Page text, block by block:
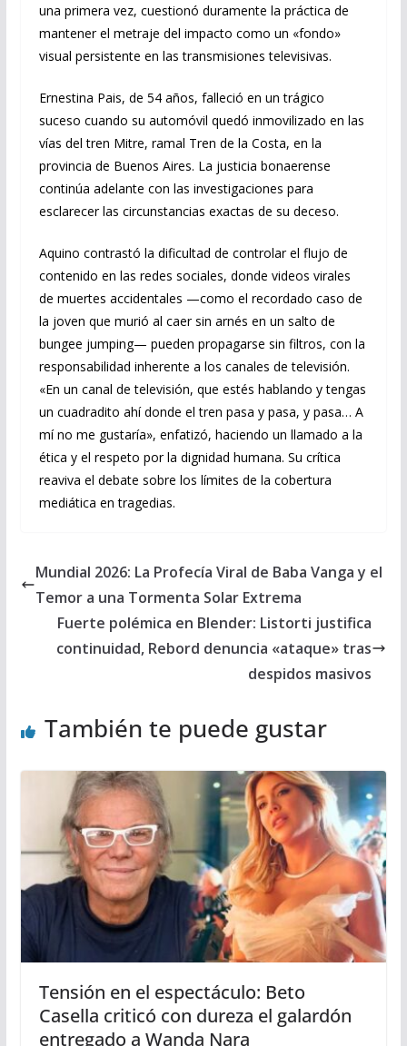
una primera vez, cuestionó duramente la práctica de
mantener el metraje del impacto como un «fondo»
visual persistente en las transmisiones televisivas.
Ernestina Pais, de 54 años, falleció en un trágico
suceso cuando su automóvil quedó inmovilizado en las
vías del tren Mitre, ramal Tren de la Costa, en la
provincia de Buenos Aires. La justicia bonaerense
continúa adelante con las investigaciones para
esclarecer las circunstancias exactas de su deceso.
Aquino contrastó la dificultad de controlar el flujo de
contenido en las redes sociales, donde videos virales
de muertes accidentales —como el recordado caso de
la joven que murió al caer sin arnés en un salto de
bungee jumping— pueden propagarse sin filtros, con la
responsabilidad inherente a los canales de televisión.
«En un canal de televisión, que estés hablando y tengas
un cuadradito ahí donde el tren pasa y pasa, y pasa… A
mí no me gustaría», enfatizó, haciendo un llamado a la
ética y el respeto por la dignidad humana. Su crítica
reaviva el debate sobre los límites de la cobertura
mediática en tragedias.
Mundial 2026: La Profecía Viral de Baba Vanga y el
Temor a una Tormenta Solar Extrema
Fuerte polémica en Blender: Listorti justifica
continuidad, Rebord denuncia «ataque» tras
despidos masivos
También te puede gustar
Tensión en el espectáculo: Beto
Casella criticó con dureza el galardón
entregado a Wanda Nara